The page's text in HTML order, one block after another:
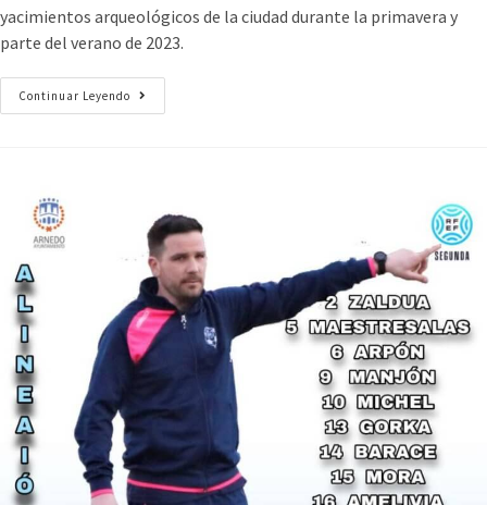
yacimientos arqueológicos de la ciudad durante la primavera y
parte del verano de 2023.
Continuar Leyendo